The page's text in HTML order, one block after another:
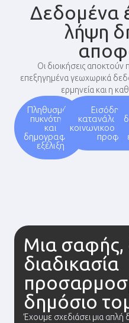
Δεδομένα
λήψη
Οι διοικήσεις
επεξηγημένα γεωχωρικά
ερμηνεία και η
Πληθυσμός,
πυκνότητα
και
δημογραφική
εξέλιξη
Εισόδημα,
κατανάλωση
προφίλ
Μια σαφής,
διαδικασία
δημόσιο
Έχουμε σχεδιάσει μια απλή